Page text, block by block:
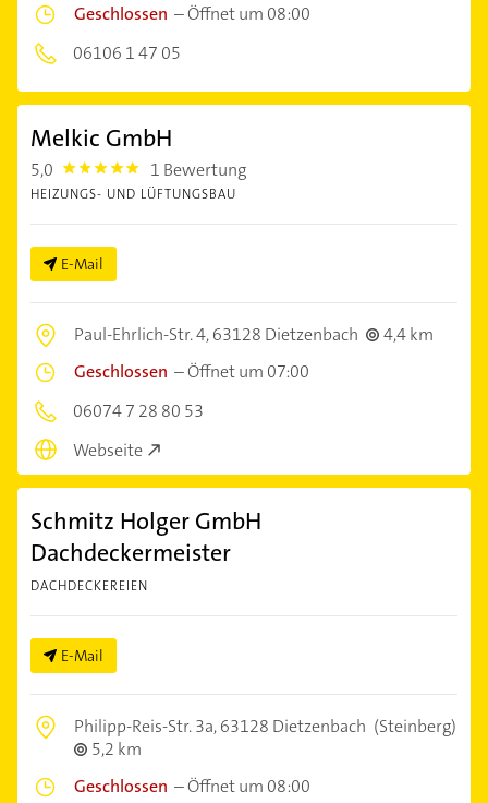
Geschlossen –Öffnet um 08:00
06106 1 47 05
Melkic GmbH
5,0 5.0 1 Bewertung
HEIZUNGS- UND LÜFTUNGSBAU
E-Mail
Paul-Ehrlich-Str. 4,63128 Dietzenbach
4,4 km
Geschlossen –Öffnet um 07:00
06074 7 28 80 53
Webseite
Schmitz Holger GmbH
Dachdeckermeister
DACHDECKEREIEN
E-Mail
Philipp-Reis-Str. 3a,63128 Dietzenbach (Steinberg)
5,2 km
Geschlossen –Öffnet um 08:00